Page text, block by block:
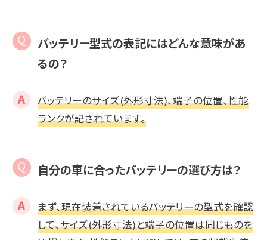
バッテリー型式の表記にはどんな意味があ
るの？
バッテリーのサイズ(外形寸法)、端子の位置、性能
ランクが記されています。
自分の車に合ったバッテリーの選び方は？
まず、現在装着されているバッテリーの型式を確認
して、サイズ(外形寸法)と端子の位置は同じものを